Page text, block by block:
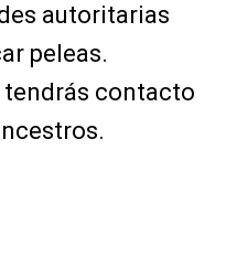
autoritarias
peleas.
tendrás contacto